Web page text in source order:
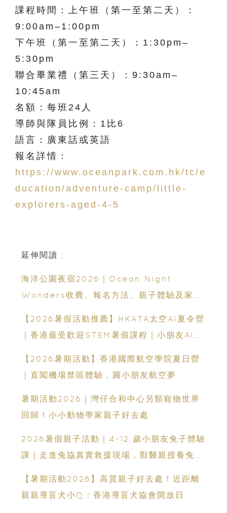
課程時間：上午班（第一至第二天）：
9:00am–1:00pm
下午班（第一至第二天）：1:30pm–
5:30pm
聯合畢業禮（第三天）：9:30am–
10:45am
名額：每班24人
導師與隊員比例：1比6
語言：廣東話或英語
報名詳情：
https://www.oceanpark.com.hk/tc/e
ducation/adventure-camp/little-
explorers-aged-4-5
延伸閱讀 :
海洋公園夜宿2026｜Ocean Night
Wonders收費、報名方法、親子體驗及家長
【2026暑假活動推薦】HKATA太空AI夏令營
｜香港最受歡迎STEM暑假課程｜小朋友AI課
【2026暑期活動】香港國際航空學院夏日營
｜直闖機場禁區體驗，圓小朋友航空夢
暑期活動2026｜灣仔合和中心另類寵物世界
回歸！小小動物學家親子好去處
2026暑假親子活動｜4-12 歲小朋友兔子體驗
課｜走進兔協真實救援現場，獸醫親授養兔知
【暑期活動2026】高質親子好去處！近距離
親親導盲犬小Q：香港導盲犬協會開放日